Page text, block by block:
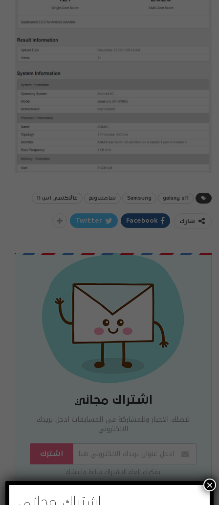
galaxy s11
Samsung سامسونغ غالاكسي اس 11
شارك Facebook
Twitter
اشتراك مجاني
لتصلك الاخبار وللمشاركة في المسابقات ادخل بريدك
الالكتروني
اشترك
يمكنك الغاء الاشتراك ساعة ما تشاء
×